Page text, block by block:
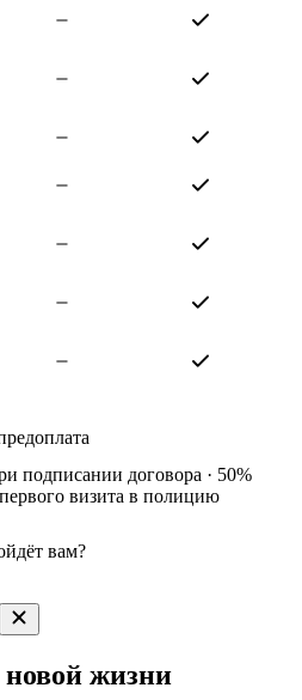
подписании договора · 50%
визита в полицию
вам?
новой жизни